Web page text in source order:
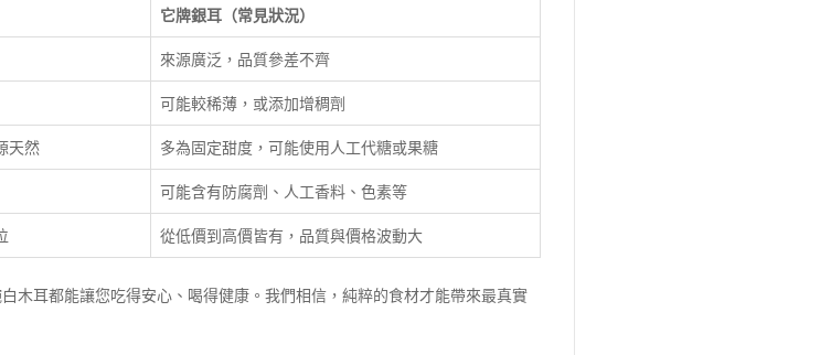
它牌銀耳（常見狀況）
來源廣泛，品質參差不齊
可能較稀薄，或添加增稠劑
天然 多為固定甜度，可能使用人工代糖或果糖
可能含有防腐劑、人工香料、色素等
從低價到高價皆有，品質與價格波動大
木耳都能讓您吃得安心、喝得健康。我們相信，純粹的食材才能帶來最真實